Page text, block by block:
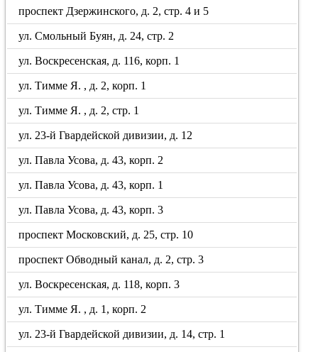
проспект Дзержинского, д. 2, стр. 4 и 5
ул. Смольный Буян, д. 24, стр. 2
ул. Воскресенская, д. 116, корп. 1
ул. Тимме Я. , д. 2, корп. 1
ул. Тимме Я. , д. 2, стр. 1
ул. 23-й Гвардейской дивизии, д. 12
ул. Павла Усова, д. 43, корп. 2
ул. Павла Усова, д. 43, корп. 1
ул. Павла Усова, д. 43, корп. 3
проспект Московский, д. 25, стр. 10
проспект Обводный канал, д. 2, стр. 3
ул. Воскресенская, д. 118, корп. 3
ул. Тимме Я. , д. 1, корп. 2
ул. 23-й Гвардейской дивизии, д. 14, стр. 1